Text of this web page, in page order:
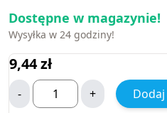
Dostępne w magazynie!
Wysyłka w 24 godziny!
9,44zł
- +